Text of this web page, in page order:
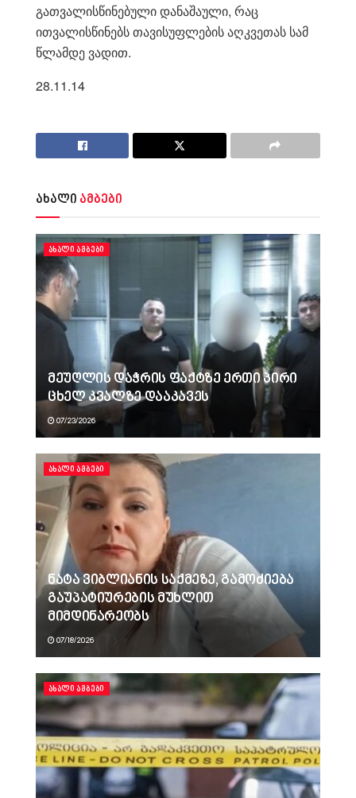
გათვალისწინებული დანაშაული, რაც
ითვალისწინებს თავისუფლების აღკვეთას სამ
წლამდე ვადით.
28.11.14
ახალი ამბები
ᲐᲮᲐᲚᲘ ᲐᲛᲑᲔᲑᲘ
მეუღლის დაჭრის ფაქტზე ერთი პირი
ცხელ კვალზე დააკავეს
07/23/2026
ᲐᲮᲐᲚᲘ ᲐᲛᲑᲔᲑᲘ
ნატა ვიბლიანის საქმეზე, გამოძიება
გაუპატიურების მუხლით
მიმდინარეობს
07/18/2026
ᲐᲮᲐᲚᲘ ᲐᲛᲑᲔᲑᲘ